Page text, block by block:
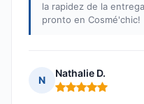
la rapidez de la
pronto en Cosmé'chic!
N
Nathalie D.
Nota: 5 de 5